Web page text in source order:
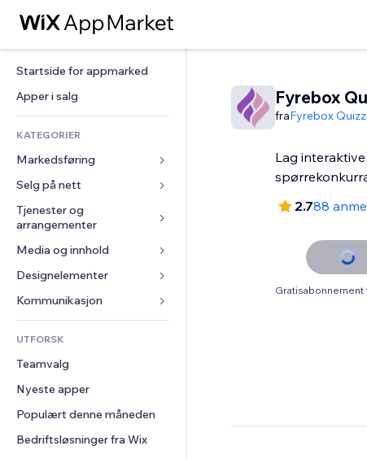
Startside for appmarked
Apper i salg
KATEGORIER
Markedsføring
Annonser
Mobil
Analyser
Sosiale medier
SEO
Engasjement
Nettstedsoppføringer
E-post
Konvertering
Selg på nett
Apper for butikker
Frakt og levering
Selg-knapper
Nettkurs
On-demand-utskrift
Regnskap
Kuponger og fordelsprogram
Lagerløsninger
Dropshipping
Priser og abonnement
Folkefinansiering
Tjenester og
arrangementer
Hoteller
Arrangementer
Restauranter
Eiendom
Bookinger
Media og innhold
Galleri
Musikk
Podkaster
Fotografi
Video
PDF
Fildeling
Nyheter
Designelementer
Kart og navigasjon
Personvern og sikkerhet
Klokke
Sidemaler
Bildeeffekter
Knapper og menyer
Bannere og merker
Skjemaer
Avstemninger
Chat
Kommentarer
Telefon
UTFORSK
Teamvalg
Nyeste apper
Populært denne måneden
Bedriftsløsninger fra Wix
Fyrebox
fraFyrebox
Lag interaktive
2.788